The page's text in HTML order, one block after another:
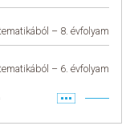
– 8. évfolyam
– 6. évfolyam